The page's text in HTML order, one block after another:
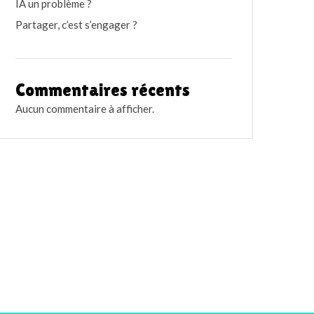
IA un problème ?
Partager, c’est s’engager ?
Commentaires récents
Aucun commentaire à afficher.